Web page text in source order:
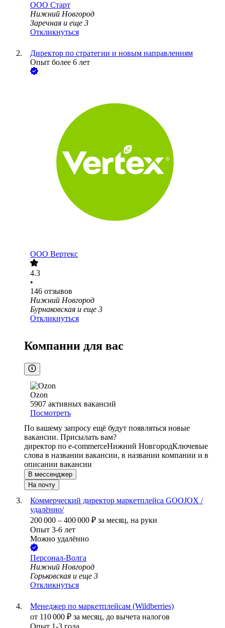
ООО Старт
Нижний Новгород
Заречная и еще 3
Откликнуться
Директор по стратегии и новым направлениям
Опыт более 6 лет
ООО Вертекс
4.3
•
146 отзывов
Нижний Новгород
Бурнаковская и еще 3
Откликнуться
Компании для вас
Ozon
5907 активных вакансий
Посмотреть
По вашему запросу ещё будут появляться новые
вакансии. Присылать вам?
директор по e-commerceНижний НовгородКлючевые
слова в названии вакансии, в названии компании и в
описании вакансии
В мессенджер
На почту
Коммерческий директор маркетплейса GOOJOX /
удалённо/
200 000 – 400 000 ₽ за месяц, на руки
Опыт 3-6 лет
Можно удалённо
Персонал-Волга
Нижний Новгород
Горьковская и еще 3
Откликнуться
Менеджер по маркетплейсам (Wildberries)
от 110 000 ₽ за месяц, до вычета налогов